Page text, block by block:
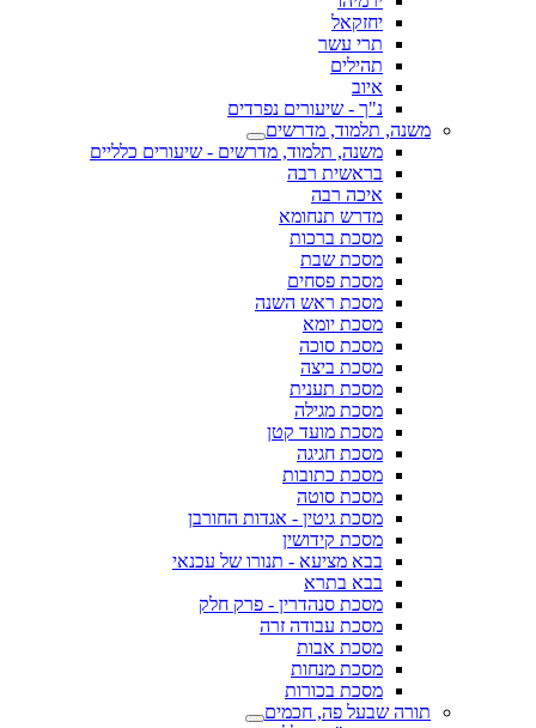
יחזקאל
תרי עשר
תהילים
איוב
נ"ך - שיעורים נפרדים
משנה, תלמוד, מדרשים
משנה, תלמוד, מדרשים - שיעורים כלליים
בראשית רבה
איכה רבה
מדרש תנחומא
מסכת ברכות
מסכת שבת
מסכת פסחים
מסכת ראש השנה
מסכת יומא
מסכת סוכה
מסכת ביצה
מסכת תענית
מסכת מגילה
מסכת מועד קטן
מסכת חגיגה
מסכת כתובות
מסכת סוטה
מסכת גיטין - אגדות החורבן
מסכת קידושין
בבא מציעא - תנורו של עכנאי
בבא בתרא
מסכת סנהדרין - פרק חלק
מסכת עבודה זרה
מסכת אבות
מסכת מנחות
מסכת בכורות
תורה שבעל פה, חכמים